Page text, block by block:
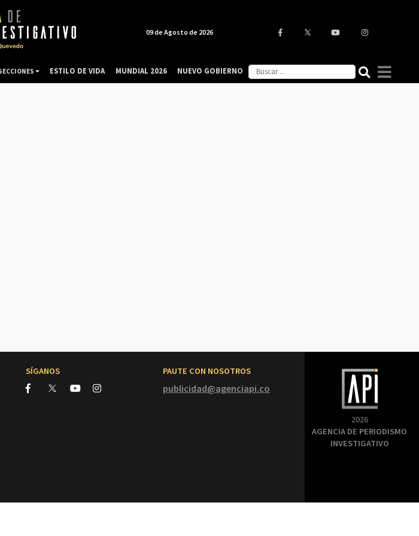
SÍGANOS PAUTE CON NOSOTROS
publicidad@agenciapi.co
2026
AGENCIA DE PERIODISMO
INVESTIGATIVO
09 de Agosto de 2026
ESTILO DE VIDA MUNDIAL 2026 NUEVO GOBIERNO